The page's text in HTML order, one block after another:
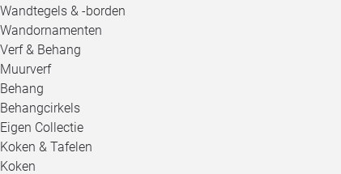
Wandtegels & -borden
Wandornamenten
Verf & Behang
Muurverf
Behang
Behangcirkels
Eigen Collectie
Koken & Tafelen
Koken